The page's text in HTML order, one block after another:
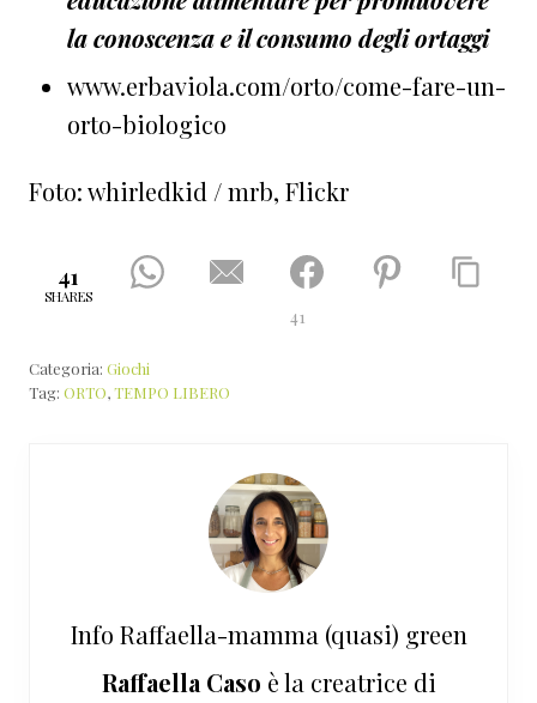
la conoscenza e il consumo degli ortaggi
www.erbaviola.com/orto/come-fare-un-
orto-biologico
Foto: whirledkid / mrb, Flickr
41
SHARES
41
Categoria: Giochi
Tag: ORTO,TEMPO LIBERO
Info Raffaella-mamma (quasi) green
Raffaella Caso è la creatrice di